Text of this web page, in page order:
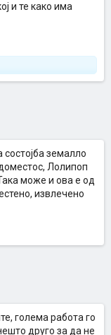
и те како има
земалло
Лолипоп
може и ова е од
извлечено
голема работа го
друго за да не